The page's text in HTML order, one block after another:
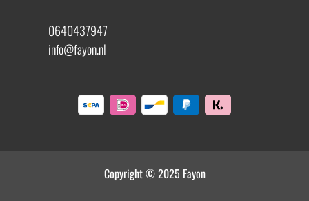
0640437947
info@fayon.nl
Copyright © 2025 Fayon